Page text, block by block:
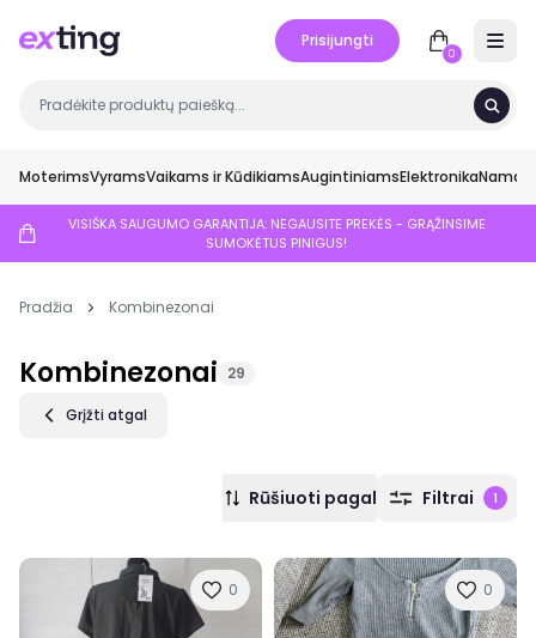
Prisijungti
0
MoterimsVyramsVaikams ir KūdikiamsAugintiniamsElektronikaNamai
VISIŠKA SAUGUMO GARANTIJA: NEGAUSITE PREKĖS - GRĄŽINSIME
SUMOKĖTUS PINIGUS!
Pradžia Kombinezonai
Kombinezonai 29
Grįžti atgal
Rūšiuoti pagal Filtrai 1
0 0